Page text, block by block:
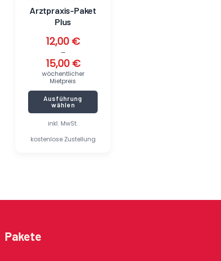
inkl. MwSt.
kostenlose Zustellung
Arztpraxis-Paket
Plus
12,00 €
–
15,00 €
wöchentlicher
Mietpreis
Ausführung
wählen
gewählt
werden
Pakete